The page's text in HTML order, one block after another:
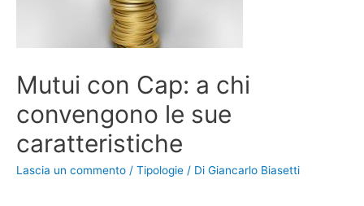
Mutui con Cap: a chi
convengono le sue
caratteristiche
Lascia un commento / Tipologie / Di Giancarlo Biasetti